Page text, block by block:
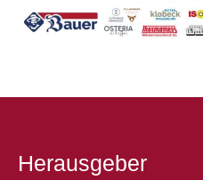
Herausgeber